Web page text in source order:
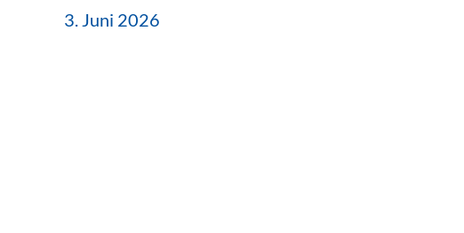
3. Juni 2026